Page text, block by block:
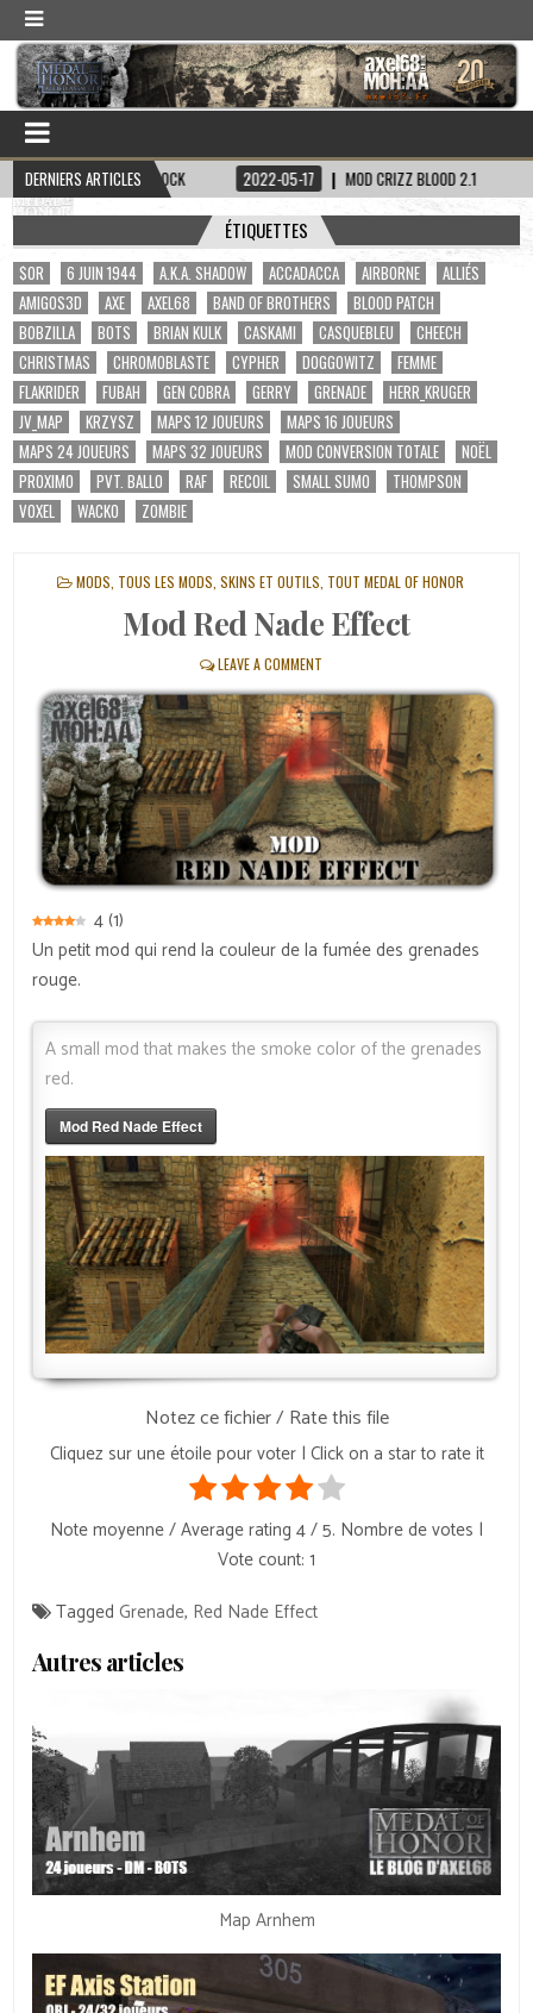
DERNIERS ARTICLES
HADDOCK 2022-05-17 MOD CRIZZ BLOOD 2.1 2022-05-01
ÉTIQUETTES
$OR 6 JUIN 1944 A.K.A. SHADOW ACCADACCA AIRBORNE
ALLIÉS
AMIGOS3D
AXE AXEL68 BAND OF BROTHERS
BLOOD PATCH
BOBZILLA
BOTS BRIAN KULK CASKAMI CASQUEBLEU
CHEECH
CHRISTMAS
CHROMOBLASTE CYPHER DOGGOWITZ
FEMME
FLAKRIDER
FUBAH GEN COBRA GERRY GRENADE
HERR_KRUGER
JV_MAP
KRZYSZ MAPS 12 JOUEURS
MAPS 16 JOUEURS
MAPS 24 JOUEURS
MAPS 32 JOUEURS MOD CONVERSION TOTALE
NOËL
PROXIMO
PVT. BALLO RAF RECOIL SMALL SUMO
THOMPSON
VOXEL
WACKO ZOMBIE
POSTED
MODS TOUS LES MODS, SKINS ET OUTILS TOUT MEDAL OF HONOR
Mod Red Nade Effect
LEAVE A COMMENT
4(1)
Un petit mod qui rend la couleur de la fumée des grenades
rouge.
A small mod that makes the smoke color of the grenades
red.
Mod Red Nade Effect
Notez ce fichier / Rate this file
Cliquez sur une étoile pour voter | Click on a star to rate it
Note moyenne / Average rating 4/ 5. Nombre de votes |
Vote count: 1
TaggedGrenade, Red Nade Effect
Autres articles
Map Arnhem